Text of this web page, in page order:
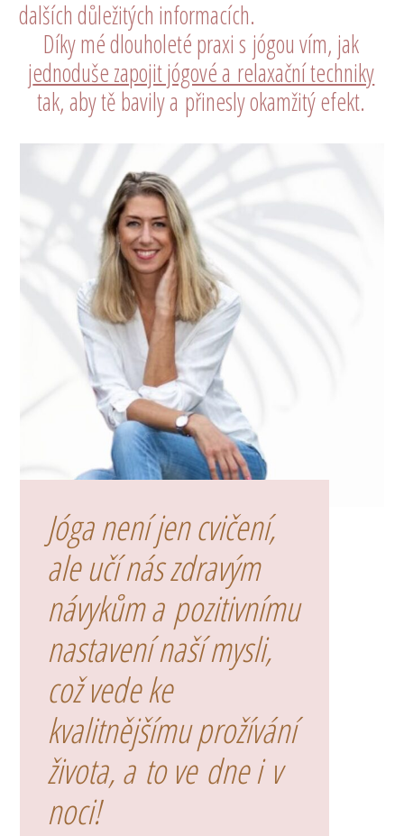
dalších důležitých informacích.
Díky mé dlouholeté praxi s jógou vím, jak
jednoduše zapojit jógové a relaxační techniky
tak, aby tě bavily a přinesly okamžitý efekt.
Jóga není jen cvičení,
ale učí nás zdravým
návykům a pozitivnímu
nastavení naší mysli,
což vede ke
kvalitnějšímu prožívání
života, a to ve dne i v
noci!